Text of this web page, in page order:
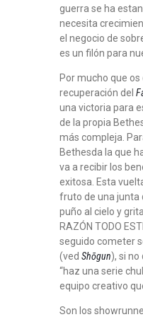
guerra se ha
necesita
el negocio de
es un filón para
Por mucho que
recuperación del
una victoria para
de la propia
más compleja.
Bethesda la que
va a recibir los
exitosa. Esta
fruto de una junta
puño al cielo y
RAZÓN TODO
seguido cometer
(ved Shōgun), si
“haz una serie
equipo creativo
Son los